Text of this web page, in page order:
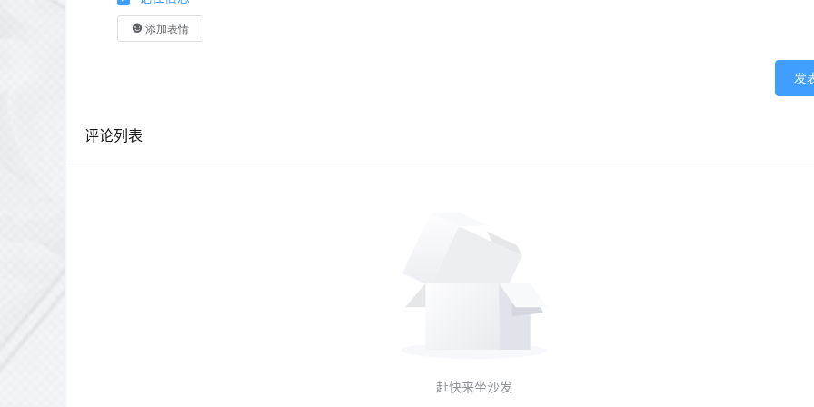
添加表情
发
评论列表
赶快来坐沙发